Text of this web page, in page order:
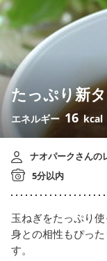
たっぷり新
エネルギー 16 kcal
ナオパークさんの
5分以内
玉ねぎをたっぷり
身との相性もぴっ
す。